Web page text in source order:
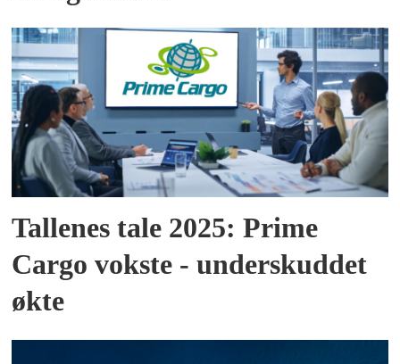
Tallenes tale 2025: Prime
Cargo vokste - underskuddet
økte